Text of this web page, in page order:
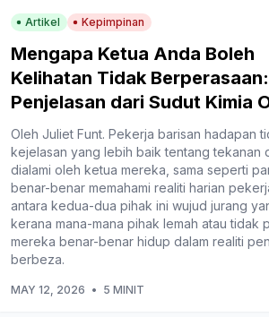
Artikel Kepimpinan
Mengapa Ketua Anda Boleh
Kelihatan Tidak Berperasaan:
Penjelasan dari Sudut Kimia
Oleh Juliet Funt. Pekerja barisan hadapan
kejelasan yang lebih baik tentang tekanan
dialami oleh ketua mereka, sama seperti
benar-benar memahami realiti harian
antara kedua-dua pihak ini wujud jurang
kerana mana-mana pihak lemah atau tidak
mereka benar-benar hidup dalam realiti
berbeza.
MAY 12, 2026 • 5 MINIT